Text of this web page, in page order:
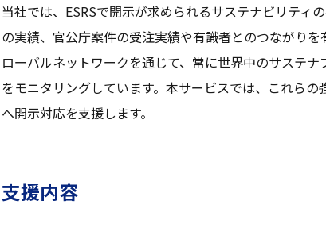
当社では、ESRSで開示が求められるサステナビリティ
の実績、官公庁案件の受注実績や有識者とのつながり
ローバルネットワークを通じて、常に世界中のサステ
をモニタリングしています。本サービスでは、これら
へ開示対応を支援します。
支援内容